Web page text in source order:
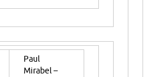
Paul
Mirabel –